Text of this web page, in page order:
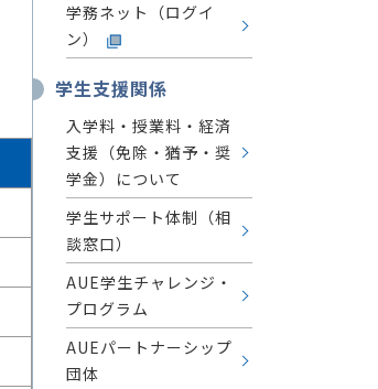
学務ネット（ログイ
ン）
学生支援関係
入学料・授業料・経済
支援（免除・猶予・奨
学金）について
学生サポート体制（相
談窓口）
AUE学生チャレンジ・
プログラム
AUEパートナーシップ
団体